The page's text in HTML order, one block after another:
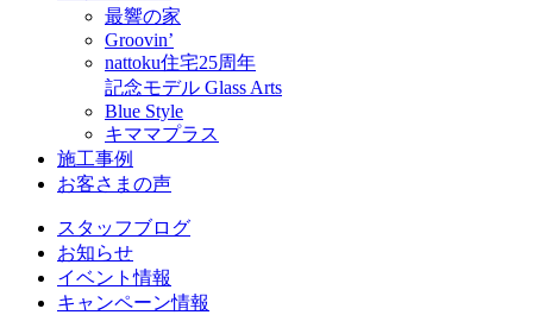
最響の家
Groovin’
nattoku住宅25周年
記念モデル Glass Arts
Blue Style
キママプラス
施工事例
お客さまの声
スタッフブログ
お知らせ
イベント情報
キャンペーン情報